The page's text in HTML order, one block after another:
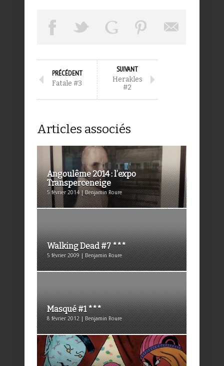
PRÉCÉDENT
Fatale #3
SUIVANT
Herakles
#2
Articles associés
Angoulême 2014 : l’expo
Transperceneige
5 février 2014 | Benjamin Roure
Walking Dead #7 ***
5 février 2009 | Benjamin Roure
Masqué #1 ***
8 février 2012 | Benjamin Roure